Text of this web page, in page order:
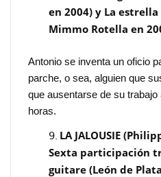
en 2004) y La
Mimmo Rotella en
Antonio se inventa un oficio
parche, o sea, alguien que
que ausentarse de su
horas.
LA JALOUSIE
Sexta participación
guitare (León de